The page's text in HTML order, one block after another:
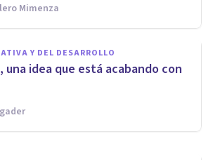
Mimenza
Y DEL DESARROLLO
una idea que está acabando con
secuelas
del Bullying
Mollá